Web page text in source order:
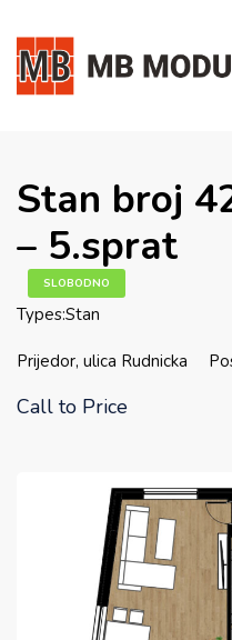
Stan broj
– 5.sprat
SLOBODNO
Types:Stan
Prijedor, ulica Rudnicka
Call to Price